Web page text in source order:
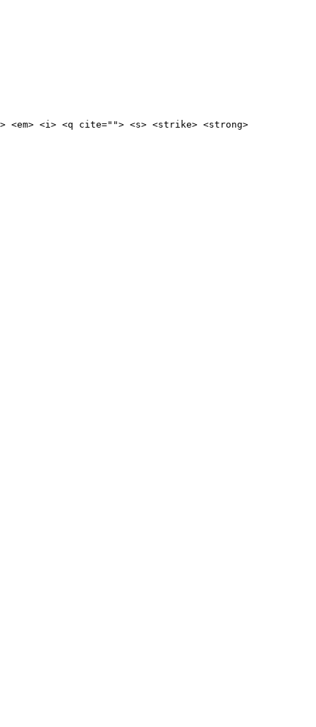
<i> <q cite=""> <s> <strike> <strong>